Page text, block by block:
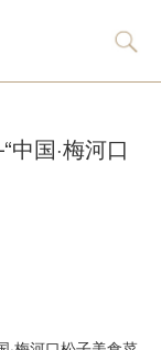
国·梅河口